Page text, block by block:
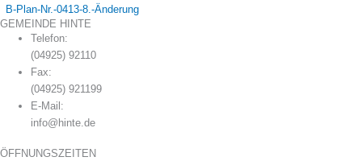
B-Plan-Nr.-0413-8.-Änderung
GEMEINDE HINTE
Telefon:
(04925) 92110
Fax:
(04925) 921199
E-Mail:
info@hinte.de
ÖFFNUNGSZEITEN